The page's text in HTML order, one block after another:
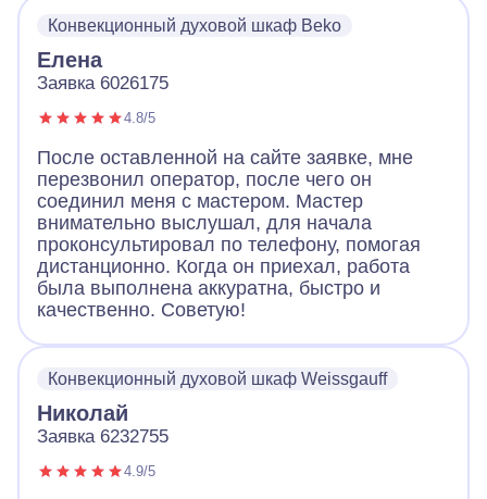
Конвекционный духовой шкаф Beko
Елена
Заявка 6026175
4.8/5
После оставленной на сайте заявке, мне
перезвонил оператор, после чего он
соединил меня с мастером. Мастер
внимательно выслушал, для начала
проконсультировал по телефону, помогая
дистанционно. Когда он приехал, работа
была выполнена аккуратна, быстро и
качественно. Советую!
Конвекционный духовой шкаф Weissgauff
Николай
Заявка 6232755
4.9/5